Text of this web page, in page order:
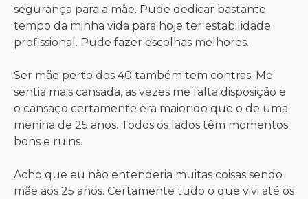
segurança para a mãe. Pude dedicar bastante
tempo da minha vida para hoje ter estabilidade
profissional. Pude fazer escolhas melhores.
Ser mãe perto dos 40 também tem contras. Me
sentia mais cansada, as vezes me falta disposição e
o cansaço certamente era maior do que o de uma
menina de 25 anos. Todos os lados têm momentos
bons e ruins.
Acho que eu não entenderia muitas coisas sendo
mãe aos 25 anos. Certamente tudo o que vivi até os